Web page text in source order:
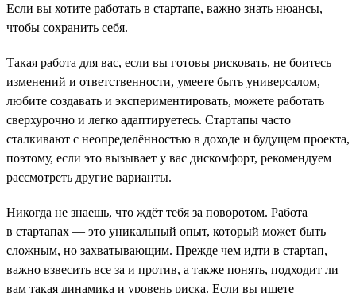
Если вы хотите работать в стартапе, важно знать нюансы,
чтобы сохранить себя.
Такая работа для вас, если вы готовы рисковать, не боитесь
изменений и ответственности, умеете быть универсалом,
любите создавать и экспериментировать, можете работать
сверхурочно и легко адаптируетесь. Стартапы часто
сталкивают с неопределённостью в доходе и будущем проекта,
поэтому, если это вызывает у вас дискомфорт, рекомендуем
рассмотреть другие варианты.
Никогда не знаешь, что ждёт тебя за поворотом. Работа
в стартапах — это уникальный опыт, который может быть
сложным, но захватывающим. Прежде чем идти в стартап,
важно взвесить все за и против, а также понять, подходит ли
вам такая динамика и уровень риска. Если вы ищете